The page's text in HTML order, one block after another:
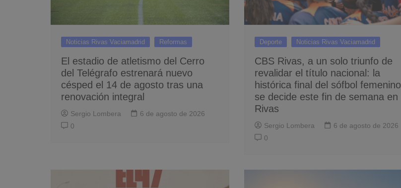
Noticias Rivas Vaciamadrid Reformas
El estadio de atletismo del Cerro
del Telégrafo estrenará nuevo
césped el 14 de agosto tras una
renovación integral
Sergio Lombera
6 de agosto de 2026
0
Deporte Noticias Rivas Vaciamadrid
CBS Rivas, a un solo triunfo de
revalidar el título nacional: la
histórica final del sófbol femenino
se decide este fin de semana en
Rivas
Sergio Lombera
6 de agosto de 2026
0